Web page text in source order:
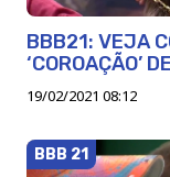
BBB21: VEJA
‘COROAÇÃO’
19/02/2021 08:12
BBB 21